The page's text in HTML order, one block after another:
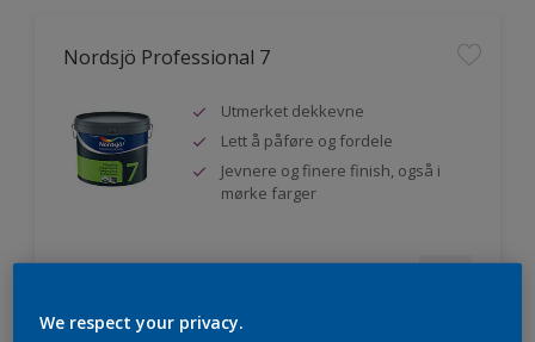
Nordsjö Professional 7
Utmerket dekkevne
Lett å påføre og fordele
Jevnere og finere finish, også i
mørke farger
We respect your privacy.